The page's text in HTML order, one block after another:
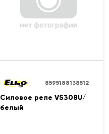
8595188138512
Силовое реле VS308U/
белый